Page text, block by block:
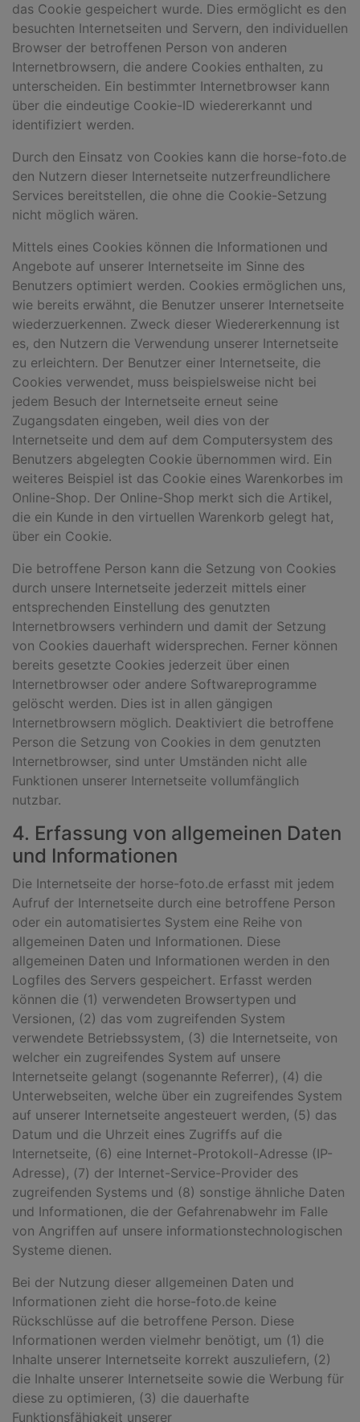
das Cookie gespeichert wurde. Dies ermöglicht es den
besuchten Internetseiten und Servern, den individuellen
Browser der betroffenen Person von anderen
Internetbrowsern, die andere Cookies enthalten, zu
unterscheiden. Ein bestimmter Internetbrowser kann
über die eindeutige Cookie-ID wiedererkannt und
identifiziert werden.
Durch den Einsatz von Cookies kann die horse-foto.de
den Nutzern dieser Internetseite nutzerfreundlichere
Services bereitstellen, die ohne die Cookie-Setzung
nicht möglich wären.
Mittels eines Cookies können die Informationen und
Angebote auf unserer Internetseite im Sinne des
Benutzers optimiert werden. Cookies ermöglichen uns,
wie bereits erwähnt, die Benutzer unserer Internetseite
wiederzuerkennen. Zweck dieser Wiedererkennung ist
es, den Nutzern die Verwendung unserer Internetseite
zu erleichtern. Der Benutzer einer Internetseite, die
Cookies verwendet, muss beispielsweise nicht bei
jedem Besuch der Internetseite erneut seine
Zugangsdaten eingeben, weil dies von der
Internetseite und dem auf dem Computersystem des
Benutzers abgelegten Cookie übernommen wird. Ein
weiteres Beispiel ist das Cookie eines Warenkorbes im
Online-Shop. Der Online-Shop merkt sich die Artikel,
die ein Kunde in den virtuellen Warenkorb gelegt hat,
über ein Cookie.
Die betroffene Person kann die Setzung von Cookies
durch unsere Internetseite jederzeit mittels einer
entsprechenden Einstellung des genutzten
Internetbrowsers verhindern und damit der Setzung
von Cookies dauerhaft widersprechen. Ferner können
bereits gesetzte Cookies jederzeit über einen
Internetbrowser oder andere Softwareprogramme
gelöscht werden. Dies ist in allen gängigen
Internetbrowsern möglich. Deaktiviert die betroffene
Person die Setzung von Cookies in dem genutzten
Internetbrowser, sind unter Umständen nicht alle
Funktionen unserer Internetseite vollumfänglich
nutzbar.
4. Erfassung von allgemeinen Daten
und Informationen
Die Internetseite der horse-foto.de erfasst mit jedem
Aufruf der Internetseite durch eine betroffene Person
oder ein automatisiertes System eine Reihe von
allgemeinen Daten und Informationen. Diese
allgemeinen Daten und Informationen werden in den
Logfiles des Servers gespeichert. Erfasst werden
können die (1) verwendeten Browsertypen und
Versionen, (2) das vom zugreifenden System
verwendete Betriebssystem, (3) die Internetseite, von
welcher ein zugreifendes System auf unsere
Internetseite gelangt (sogenannte Referrer), (4) die
Unterwebseiten, welche über ein zugreifendes System
auf unserer Internetseite angesteuert werden, (5) das
Datum und die Uhrzeit eines Zugriffs auf die
Internetseite, (6) eine Internet-Protokoll-Adresse (IP-
Adresse), (7) der Internet-Service-Provider des
zugreifenden Systems und (8) sonstige ähnliche Daten
und Informationen, die der Gefahrenabwehr im Falle
von Angriffen auf unsere informationstechnologischen
Systeme dienen.
Bei der Nutzung dieser allgemeinen Daten und
Informationen zieht die horse-foto.de keine
Rückschlüsse auf die betroffene Person. Diese
Informationen werden vielmehr benötigt, um (1) die
Inhalte unserer Internetseite korrekt auszuliefern, (2)
die Inhalte unserer Internetseite sowie die Werbung für
diese zu optimieren, (3) die dauerhafte
Funktionsfähigkeit unserer